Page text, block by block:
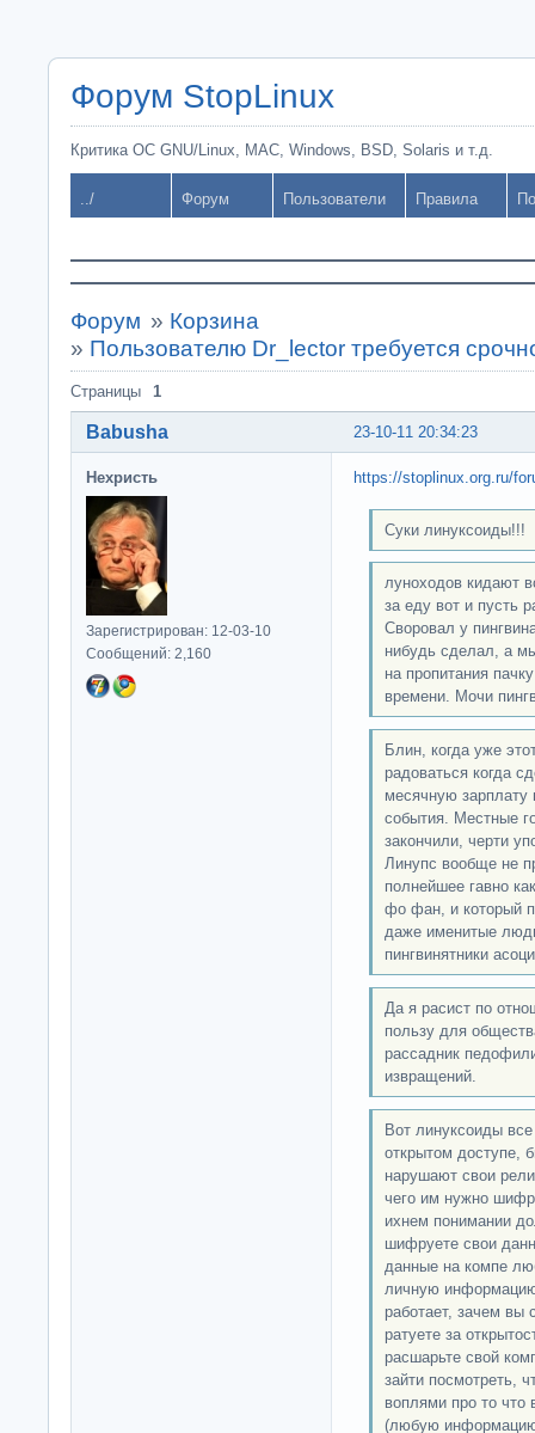
Форум StopLinux
Критика ОС GNU/Linux, MAC, Windows, BSD, Solaris и т.д.
../ Форум Пользователи Правила
Форум » Корзина
» Пользователю Dr_lector требуется
Страницы 1
23-10-11 20:34:23
Babusha
Нехристь
Зарегистрирован: 12-03-10
Сообщений: 2,160
https://stoplinux.org.ru/
Суки линуксоиды!!!
луноходов кидают
за еду вот и пусть
Своровал у
нибудь сделал, а
на пропитания
времени. Мочи
Блин, когда уже
радоваться когда
месячную зарплату
события. Местные
закончили, черти
Линупс вообще не
полнейшее гавно
фо фан, и который
даже именитые
пингвинятники
Да я расист по
пользу для
рассадник
извращений.
Вот линуксоиды
открытом доступе,
нарушают свои
чего им нужно
ихнем понимании
шифруете свои
данные на компе
личную
работает, зачем вы
ратуете за
расшарьте свой
зайти посмотреть,
воплями про то что
(любую